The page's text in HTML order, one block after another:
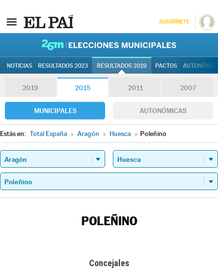
SUSCRÍBETE
NOTICIAS RESULTADOS 2023 RESULTADOS 2019 PACTOS
2019 2015 2011 2007
MUNICIPALES AUTONÓMICAS
Estás en: Total España » Aragón » Huesca » Poleñino
POLEÑINO
Concejales